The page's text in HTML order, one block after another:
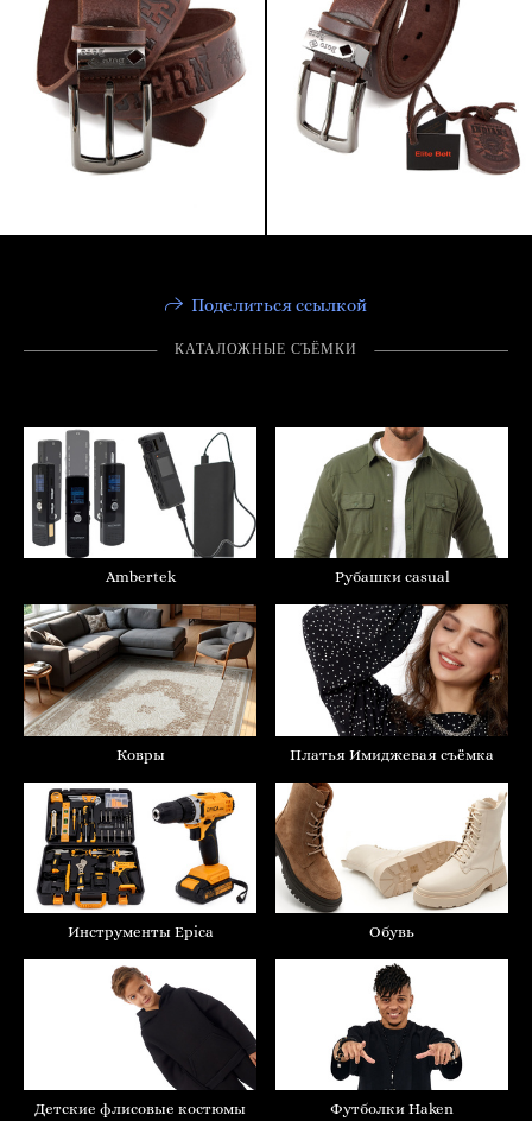
Поделиться ссылкой
КАТАЛОЖНЫЕ СЪËМКИ
Ambertek Рубашки casual
Ковры Платья Имиджевая съёмка
Инструменты Epica Обувь
Детские флисовые костюмы Футболки Haken